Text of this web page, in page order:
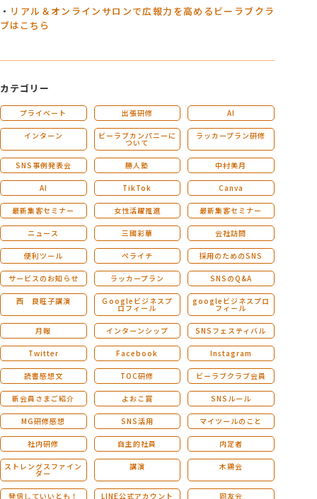
・ リアル＆オンラインサロンで広報力を高めるビーラブクラ
ブはこちら
カテゴリー
プライベート 出張研修 AI
インターン ビーラブカンパニーに
ついて
ラッカープラン研修
SNS事例発表会 勝人塾 中村美月
AI TikTok Canva
最新集客セミナー 女性活躍推進 最新集客セミナー
ニュース 三國彩華 会社訪問
便利ツール ペライチ 採用のためのSNS
サービスのお知らせ ラッカープラン SNSのQ&A
西 良旺子講演 Ｇoogleビジネスプ
ロフィール
googleビジネスプロ
フィール
月報 インターンシップ SNSフェスティバル
Twitter Facebook Instagram
読書感想文 TOC研修 ビーラブクラブ会員
新会員さまご紹介 よおこ賞 SNSルール
MG研修感想 SNS活用 マイツールのこと
社内研修 自主的社員 内定者
ストレングスファイン
ダー
講演 木鶏会
発信していいとも！ LINE公式アカウント 同友会